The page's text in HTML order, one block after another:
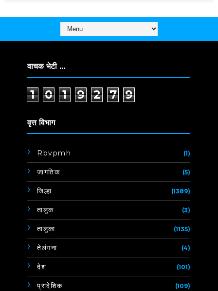
वाचक भेटी ...
1 0 1 9 2 7 9
वृत्त विभाग
Rbvpmh (1)
जागतिक (5)
जिल्हा (1389)
तालुक (3)
तालुका (1135)
तेलंगना (4)
देश (101)
प्रादेशिक (109)